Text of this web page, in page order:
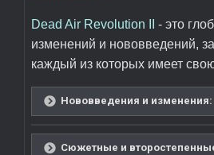
Dead Air Revolution II
- это
изменений и нововведений,
каждый из которых имеет
Нововведения и изменения:
Сюжетные и